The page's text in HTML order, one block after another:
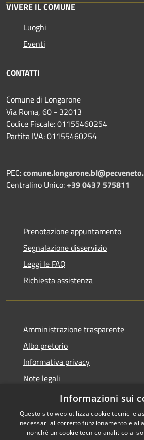
VIVERE IL COMUNE
Luoghi
Eventi
CONTATTI
Comune di Longarone
Via Roma, 60 - 32013
Codice Fiscale: 01155460254
Partita IVA: 01155460254
PEC:
Centralino Unico:+39 0437 575811
Prenotazione appuntamento
Segnalazione disservizio
Leggi le FAQ
Richiesta assistenza
Amministrazione trasparente
Albo pretorio
Informativa privacy
Note legali
Dichiarazione di accessibilità
Informazioni sui
Questo sito web utilizza cookie tecnici e
necessari al corretto funzionamento e
nonché un cookie tecnico analitico al